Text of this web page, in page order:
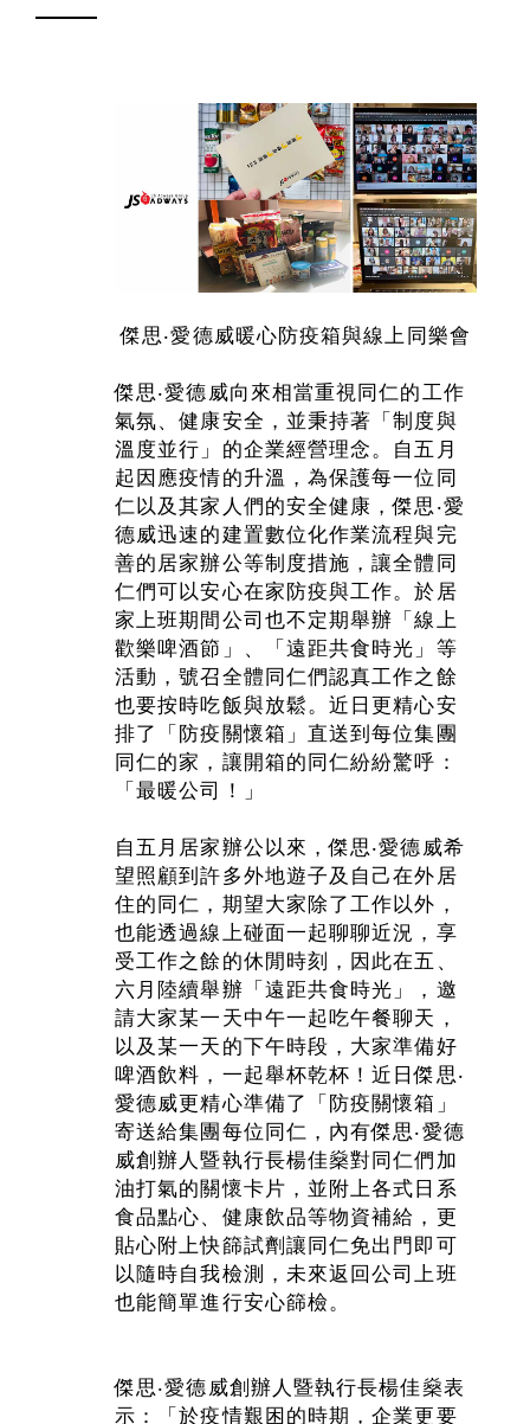
傑思‧愛德威暖心防疫箱與線上同樂會
傑思‧愛德威向來相當重視同仁的工作
氣氛、健康安全，並秉持著「制度與
溫度並行」的企業經營理念。自五月
起因應疫情的升溫，為保護每一位同
仁以及其家人們的安全健康，傑思‧愛
德威迅速的建置數位化作業流程與完
善的居家辦公等制度措施，讓全體同
仁們可以安心在家防疫與工作。於居
家上班期間公司也不定期舉辦「線上
歡樂啤酒節」、「遠距共食時光」等
活動，號召全體同仁們認真工作之餘
也要按時吃飯與放鬆。近日更精心安
排了「防疫關懷箱」直送到每位集團
同仁的家，讓開箱的同仁紛紛驚呼：
「最暖公司！」
自五月居家辦公以來，傑思‧愛德威希
望照顧到許多外地遊子及自己在外居
住的同仁，期望大家除了工作以外，
也能透過線上碰面一起聊聊近況，享
受工作之餘的休閒時刻，因此在五、
六月陸續舉辦「遠距共食時光」，邀
請大家某一天中午一起吃午餐聊天，
以及某一天的下午時段，大家準備好
啤酒飲料，一起舉杯乾杯！近日傑思‧
愛德威更精心準備了「防疫關懷箱」
寄送給集團每位同仁，內有傑思‧愛德
威創辦人暨執行長楊佳燊對同仁們加
油打氣的關懷卡片，並附上各式日系
食品點心、健康飲品等物資補給，更
貼心附上快篩試劑讓同仁免出門即可
以隨時自我檢測，未來返回公司上班
也能簡單進行安心篩檢。
傑思‧愛德威創辦人暨執行長楊佳燊表
示：「於疫情艱困的時期，企業更要